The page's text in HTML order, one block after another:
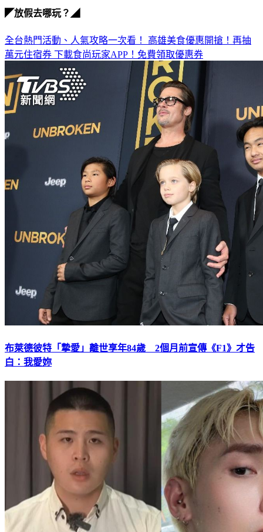
◤放假去哪玩？◢
全台熱門活動、人氣攻略一次看！ 高雄美食優惠開搶！再抽
萬元住宿券 下載食尚玩家APP！免費領取優惠券
布萊德彼特「摯愛」離世享年84歲 2個月前宣傳《F1》才告
白：我愛妳